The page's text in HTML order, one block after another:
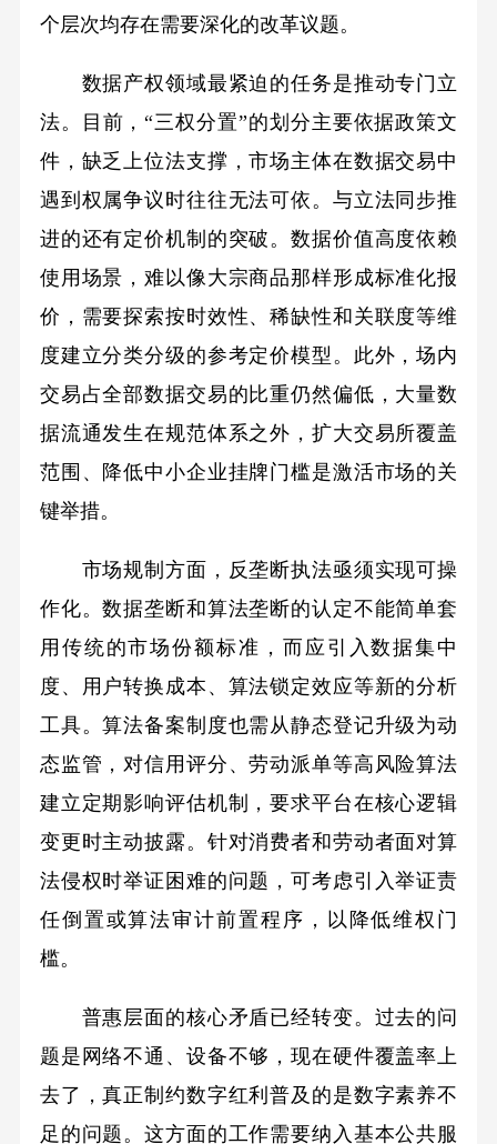
个层次均存在需要深化的改革议题。
数据产权领域最紧迫的任务是推动专门立
法。目前，“三权分置”的划分主要依据政策文
件，缺乏上位法支撑，市场主体在数据交易中
遇到权属争议时往往无法可依。与立法同步推
进的还有定价机制的突破。数据价值高度依赖
使用场景，难以像大宗商品那样形成标准化报
价，需要探索按时效性、稀缺性和关联度等维
度建立分类分级的参考定价模型。此外，场内
交易占全部数据交易的比重仍然偏低，大量数
据流通发生在规范体系之外，扩大交易所覆盖
范围、降低中小企业挂牌门槛是激活市场的关
键举措。
市场规制方面，反垄断执法亟须实现可操
作化。数据垄断和算法垄断的认定不能简单套
用传统的市场份额标准，而应引入数据集中
度、用户转换成本、算法锁定效应等新的分析
工具。算法备案制度也需从静态登记升级为动
态监管，对信用评分、劳动派单等高风险算法
建立定期影响评估机制，要求平台在核心逻辑
变更时主动披露。针对消费者和劳动者面对算
法侵权时举证困难的问题，可考虑引入举证责
任倒置或算法审计前置程序，以降低维权门
槛。
普惠层面的核心矛盾已经转变。过去的问
题是网络不通、设备不够，现在硬件覆盖率上
去了，真正制约数字红利普及的是数字素养不
足的问题。这方面的工作需要纳入基本公共服